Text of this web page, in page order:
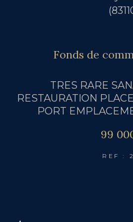
Fonds de
TRES RARE
RESTAURATION
PORT
99
REF :